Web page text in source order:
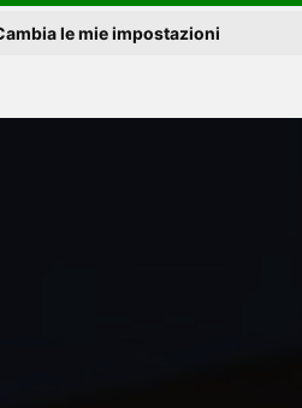
le mie impostazioni